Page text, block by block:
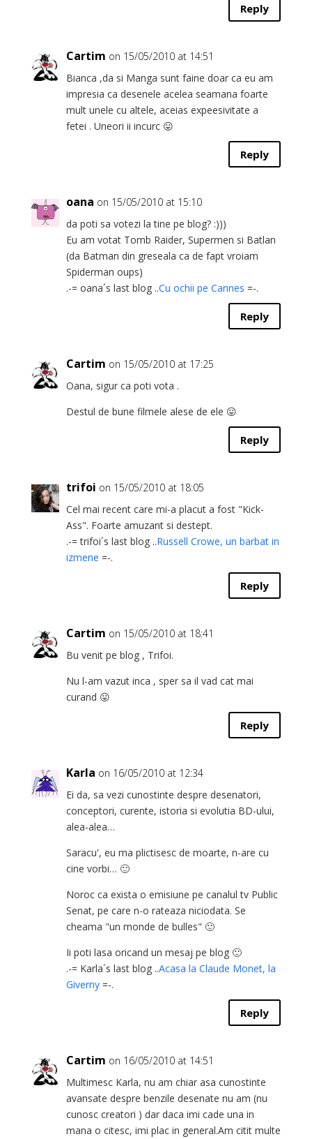
Reply
Cartim on 15/05/2010 at 14:51
Bianca ,da si Manga sunt faine doar ca eu am
impresia ca desenele acelea seamana foarte
mult unele cu altele, aceias expeesivitate a
fetei . Uneori ii incurc 😛
Reply
oana on 15/05/2010 at 15:10
da poti sa votezi la tine pe blog? :)))
Eu am votat Tomb Raider, Supermen si Batlan
(da Batman din greseala ca de fapt vroiam
Spiderman oups)
.-= oana´s last blog ..Cu ochii pe Cannes =-.
Reply
Cartim on 15/05/2010 at 17:25
Oana, sigur ca poti vota .
Destul de bune filmele alese de ele 😛
Reply
trifoi on 15/05/2010 at 18:05
Cel mai recent care mi-a placut a fost "Kick-
Ass". Foarte amuzant si destept.
.-= trifoi´s last blog ..Russell Crowe, un barbat in
izmene =-.
Reply
Cartim on 15/05/2010 at 18:41
Bu venit pe blog , Trifoi.
Nu l-am vazut inca , sper sa il vad cat mai
curand 😛
Reply
Karla on 16/05/2010 at 12:34
Ei da, sa vezi cunostinte despre desenatori,
conceptori, curente, istoria si evolutia BD-ului,
alea-alea…
Saracu', eu ma plictisesc de moarte, n-are cu
cine vorbi… 🙂
Noroc ca exista o emisiune pe canalul tv Public
Senat, pe care n-o rateaza niciodata. Se
cheama "un monde de bulles" 🙂
Ii poti lasa oricand un mesaj pe blog 🙂
.-= Karla´s last blog ..Acasa la Claude Monet, la
Giverny=-.
Reply
Cartim on 16/05/2010 at 14:51
Multimesc Karla, nu am chiar asa cunostinte
avansate despre benzile desenate nu am (nu
cunosc creatori ) dar daca imi cade una in
mana o citesc, imi plac in general.Am citit multe